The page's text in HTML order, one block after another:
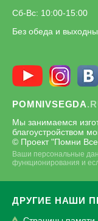
Сб-Вс: 10:00-15:00
Без обеда и
POMNIVSEGDA
Мы занимаемся
благоустройством
© Проект "Помни
Ваши персональные
функционирования и
ДРУГИЕ НАШИ